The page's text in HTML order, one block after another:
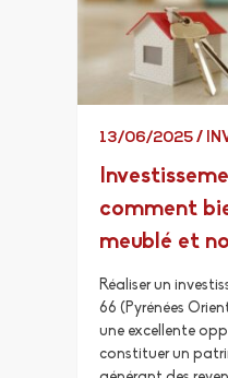
13/06/2025 /
comment
meublé et
Réaliser un
66 (Pyrénées
une excellente
constituer un